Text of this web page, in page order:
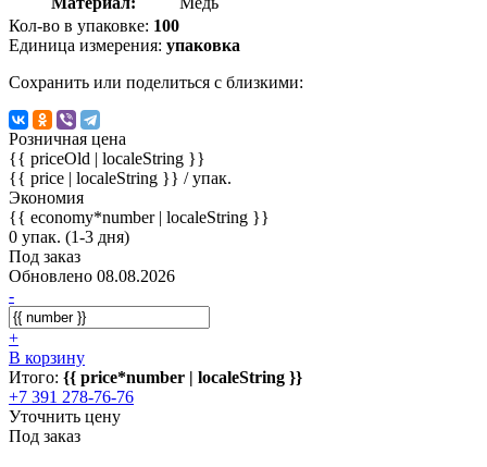
Кол-во в упаковке: 100
Единица измерения: упаковка
Сохранить или поделиться с близкими:
Розничная цена
{{ priceOld | localeString }}
{{ price | localeString }} / упак.
Экономия
{{ economy*number | localeString }}
0 упак. (1-3 дня)
Под заказ
Обновлено 08.08.2026
-
+
В корзину
Итого: {{ price*number | localeString }}
+7 391 278-76-76
Уточнить цену
Под заказ